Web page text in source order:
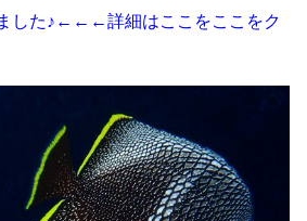
した♪←←←詳細はここをここをク